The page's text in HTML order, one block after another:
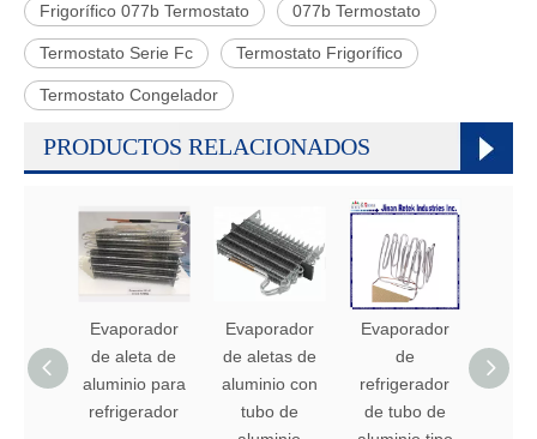
Frigorífico 077b Termostato 077b Termostato
Termostato Serie Fc Termostato Frigorífico
Termostato Congelador
PRODUCTOS RELACIONADOS
Evaporador
de aleta de
aluminio para
refrigerador
Evaporador
de aletas de
aluminio con
tubo de
Evaporador
de
refrigerador
de tubo de
de